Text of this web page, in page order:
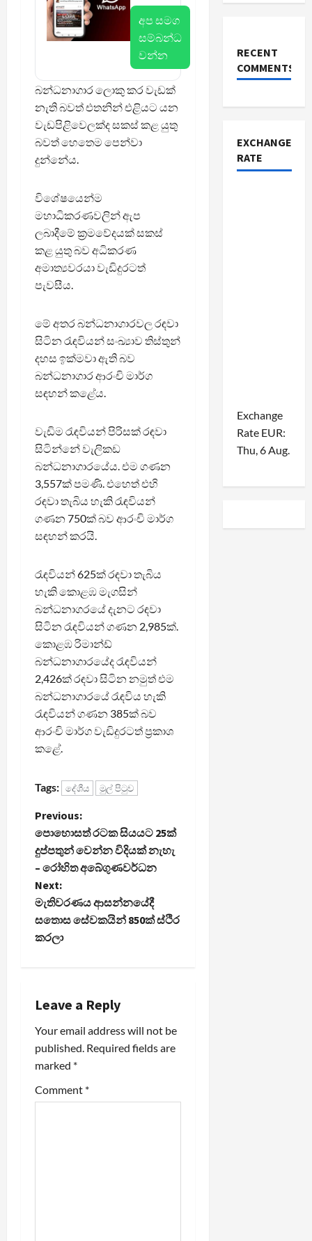
අප සමග
සම්බන්ධ
වන්න
බන්ධනාගාර ලොකු කර වැඩක්
නැති බවත් එතනින් එළියට යන
වැඩපිළිවෙලක්ද සකස් කළ යුතු
බවත් හෙතෙම පෙන්වා
දුන්නේය.
විශේෂයෙන්ම
මහාධිකරණවලින් ඇප
ලබාදීමේ ක්‍රමවේදයක් සකස්
කළ යුතු බව අධිකරණ
අමාත්‍යවරයා වැඩිදුරටත්
පැවසීය.
මේ අතර බන්ධනාගාරවල රඳවා
සිටින රැඳවියන් සංඛ්‍යාව තිස්තුන්
දහස ඉක්මවා ඇති බව
බන්ධනාගාර ආරංචි මාර්ග
සඳහන් කළේය.
වැඩිම රැඳවියන් පිරිසක් රඳවා
සිටින්නේ වැලිකඩ
බන්ධනාගාරයේය. එම ගණන
3,557ක් පමණි. එහෙත් එහි
රඳවා තැබිය හැකි රැඳවියන්
ගණන 750ක් බව ආරංචි මාර්ග
සඳහන් කරයි.
රැඳවියන් 625ක් රඳවා තැබිය
හැකි කොළඹ මැගසින්
බන්ධනාගරයේ දැනට රඳවා
සිටින රැඳවියන් ගණන 2,985ක්.
කොළඹ රිමාන්ඩ්
බන්ධනාගාරයේද රැඳවියන්
2,426ක් රඳවා සිටින නමුත් එම
බන්ධනාගාරයේ රැඳවිය හැකි
රැඳවියන් ගණන 385ක් බව
ආරංචි මාර්ග වැඩිදුරටත් ප්‍රකාශ
කළේ.
Tags: දේශීය මුල් පිටුව
P
o
s
t
n
v
i
g
a
Previous:
පොහොසත් රටක සියයට 25ක්
දුප්පතුන් වෙන්න විදියක් නැහැ
– රෝහිත අබේගුණවර්ධන
Next:
මැතිවරණය ආසන්නයේදී
සතොස සේවකයින් 850ක් ස්ථිර
කරලා
Leave a Reply
Your email address will not be
published. Required fields are
marked *
Comment *
RECENT
COMMENTS
EXCHANGE
RATE
Exchange
Rate EUR:
Thu, 6 Aug.